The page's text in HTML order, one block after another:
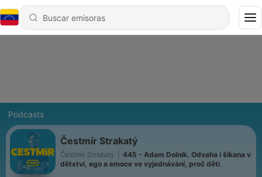
Podcasts
Čestmír Strakatý
Čestmír Strakatý
445 - Adam Dolník. Odvaha i šikana v
dětství, ego a emoce ve vyjednávání, proč děti